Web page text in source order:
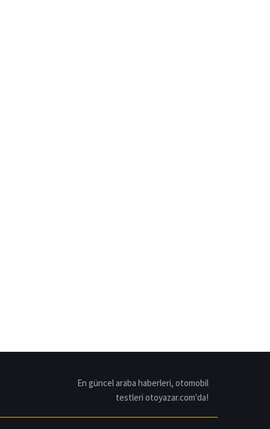
En güncel araba haberleri, otomobil
testleri otoyazar.com'da!